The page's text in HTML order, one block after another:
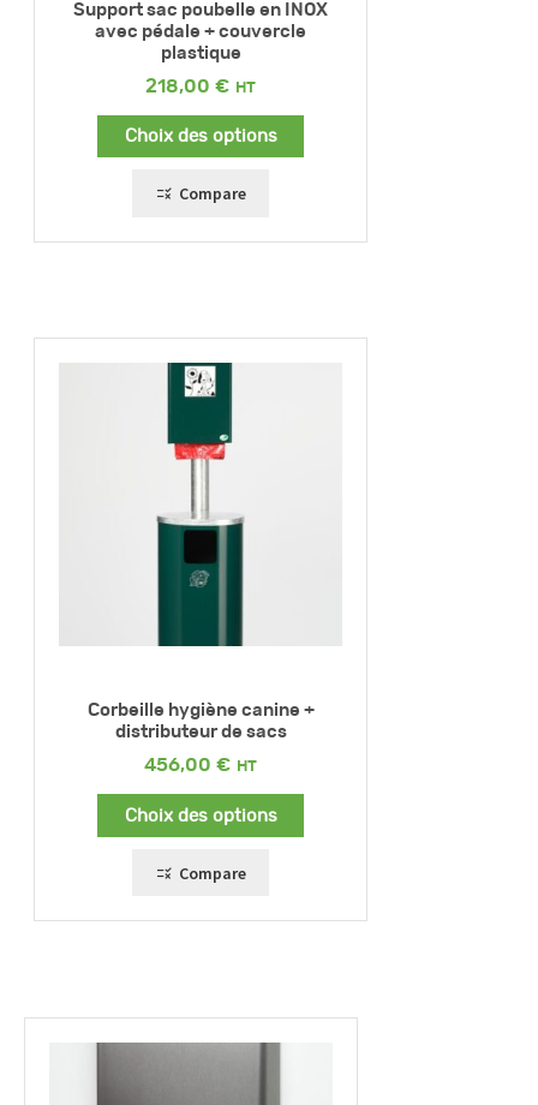
Support sac poubelle en INOX
avec pédale + couvercle
plastique
218,00 €
Choix des options
Compare
Corbeille hygiène canine +
distributeur de sacs
456,00 €
Choix des options
Compare